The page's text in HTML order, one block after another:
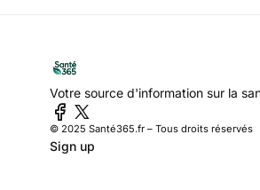
Votre source d'information sur la
© 2025 Santé365.fr – Tous droits réservés
Sign up